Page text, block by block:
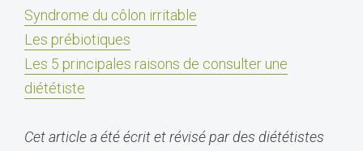
Syndrome du côlon irritable
Les prébiotiques
Les 5 principales raisons de consulter une
diététiste
Cet article a été écrit et révisé par des diététistes